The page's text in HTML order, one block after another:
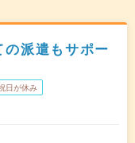
派遣もサポー
日が休み